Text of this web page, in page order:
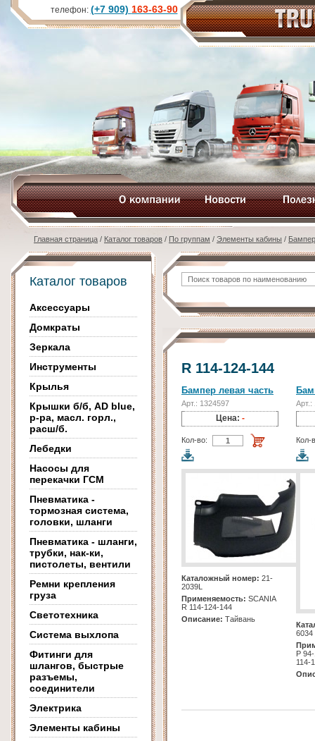
Главная страница / Каталог товаров / По группам / Элементы кабины /
Каталог товаров
Аксессуары
Домкраты
Зеркала
Инструменты
Крылья
Крышки б/б, AD blue,
р-ра, масл. горл.,
расш/б.
Лебедки
Насосы для
перекачки ГСМ
Пневматика -
тормозная система,
головки, шланги
Пневматика - шланги,
трубки, нак-ки,
пистолеты, вентили
Ремни крепления
груза
Светотехника
Система выхлопа
Фитинги для
шлангов, быстрые
разъемы,
соединители
Электрика
Элементы кабины
R 114-124-144
Бампер левая часть
Арт.: 1324597
Цена: -
Кол-во:
Каталожный номер: 21-
2039L
Применяемость: SCANIA
R 114-124-144
Описание: Тайвань
Арт.:
Кол-
6034
Р
114-
телефон: (+7 909) 163-63-90